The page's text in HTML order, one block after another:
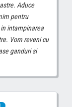
Aduce
pentru
intampinarea
Vom reveni cu
ganduri si